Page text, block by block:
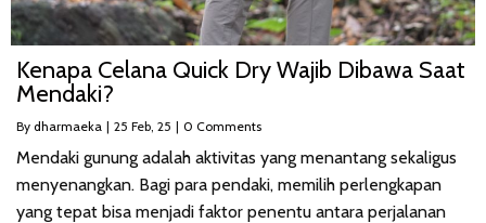
Kenapa Celana Quick Dry Wajib Dibawa Saat
Mendaki?
By dharmaeka | 25 Feb, 25 | 0 Comments
Mendaki gunung adalah aktivitas yang menantang sekaligus
menyenangkan. Bagi para pendaki, memilih perlengkapan
yang tepat bisa menjadi faktor penentu antara perjalanan